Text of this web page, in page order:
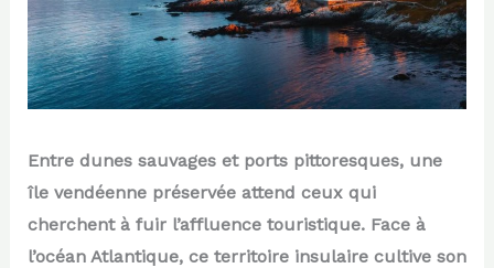
Entre dunes sauvages et ports pittoresques, une
île vendéenne préservée attend ceux qui
cherchent à fuir l’affluence touristique. Face à
l’océan Atlantique, ce territoire insulaire cultive son